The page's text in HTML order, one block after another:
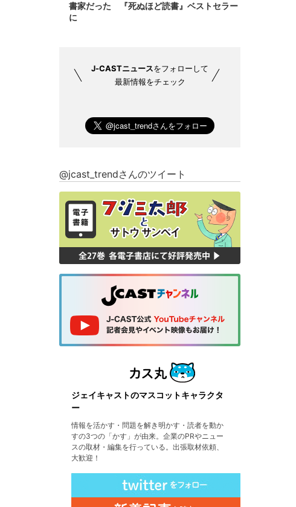
書家だった 『死ぬほど読書』ベストセラー
に
J-CASTニュースをフォローして
最新情報をチェック
@jcast_trendさんのツイート
ジェイキャストのマスコットキャラクタ
ー
情報を活かす・問題を解き明かす・読者を動か
すの3つの「かす」が由来。企業のPRやニュー
スの取材・編集を行っている。出張取材依頼、
大歓迎！